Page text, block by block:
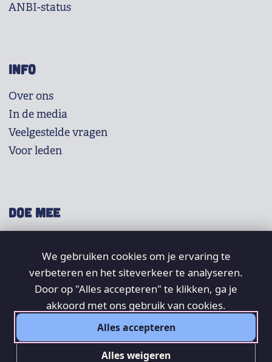
ANBI-status
INFO
Over ons
In de media
Veelgestelde vragen
Voor leden
DOE MEE
Doneer
Word lid
Vrijwilligers
We gebruiken cookies om je ervaring te
verbeteren en het siteverkeer te analyseren.
Door op "Alles accepteren" te klikken, ga je
akkoord met ons gebruik van cookies.
Alles accepteren
Alles weigeren